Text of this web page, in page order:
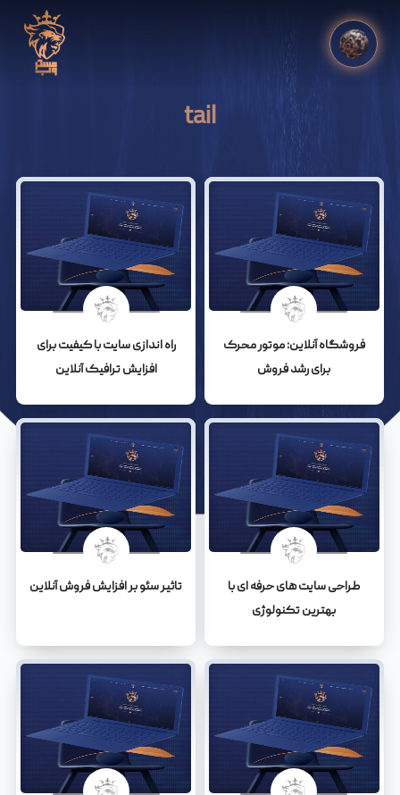
tail
فروشگاه آنلاین: موتور محرک
برای رشد فروش
راه اندازی سایت با کیفیت برای
افزایش ترافیک آنلاین
طراحی سایت های حرفه ای با
بهترین تکنولوژی
تاثیر سئو بر افزایش فروش آنلاین